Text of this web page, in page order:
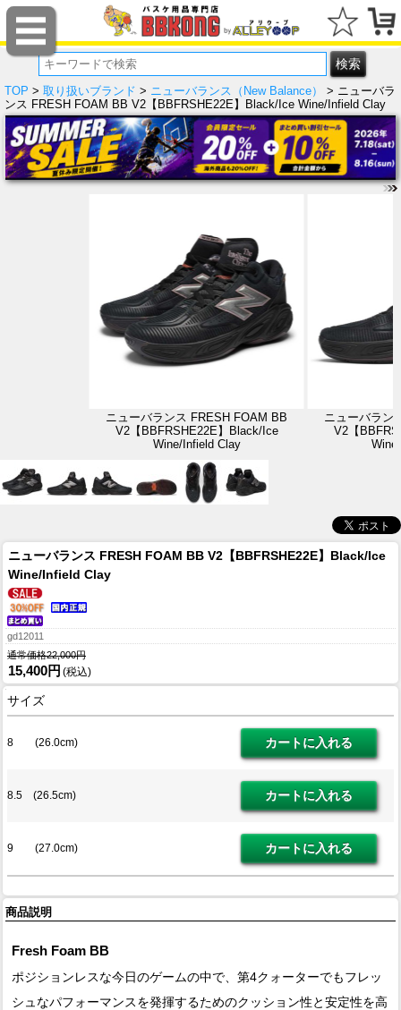
TOP > 取り扱いブランド > ニューバランス（New Balance）
> ニューバラ
ンス FRESH FOAM BB V2【BBFRSHE22E】Black/Ice Wine/Infield Clay
ニューバランス FRESH FOAM BB
V2【BBFRSHE22E】Black/Ice
Wine/Infield Clay
ニューバラン
V2【
ニューバランス FRESH FOAM BB V2【BBFRSHE22E】Black/Ice
Wine/Infield Clay
gd12011
通常価格22,000円
15,400円 (税込)
サイズ
8 (26.0cm)
8.5 (26.5cm)
9 (27.0cm)
商品説明
Fresh Foam BB
ポジションレスな今日のゲームの中で、第4クォーターでもフレッ
シュなパフォーマンスを発揮するためのクッション性と安定性を高